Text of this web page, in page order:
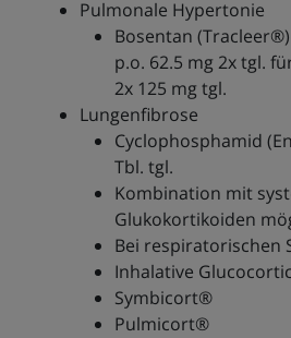
Pulmonale Hypertonie
Bosentan
p.o. 62.5 mg 2x tgl.
2x 125 mg tgl.
Lungenfibrose
Cyclophosphamid
Tbl. tgl.
Kombination mit
Glukokortikoiden
Bei respiratorischen
Inhalative
Symbicort®
Pulmicort®